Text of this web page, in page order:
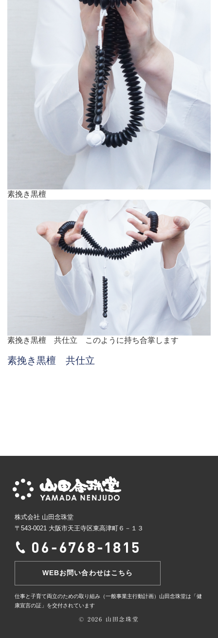
素挽き黒檀
素挽き黒檀 共仕立 このように持ち合掌します
素挽き黒檀 共仕立
株式会社 山田念珠堂
〒543-0021 大阪市天王寺区東高津町６－１３
WEBお問い合わせはこちら
仕事と子育て両立のための取り組み（一般事業主行動計画） 山田念珠堂は「健
康宣言の証」を交付されています
© 2026 山田念珠堂